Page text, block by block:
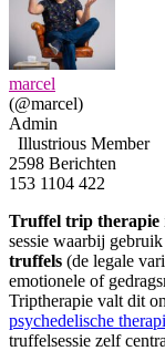
marcel
(@marcel)
Admin
Illustrious Member
2598 Berichten
153 1104 422
Truffel trip therapie
sessie waarbij
truffels (de legale
emotionele of
Triptherapie valt dit
psychedelische
truffelsessie zelf